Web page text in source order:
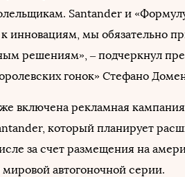
Santander и
инновациям, мы обязательно
решениям», – подчеркнул
гонок» Стефано
включена рекламная
который планирует
за счет размещения на
автогоночной серии.